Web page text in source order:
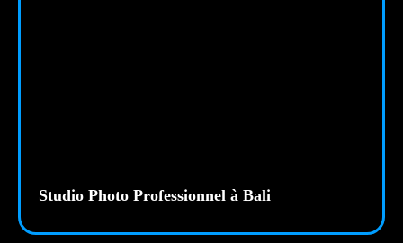
Studio Photo Professionnel à Bali